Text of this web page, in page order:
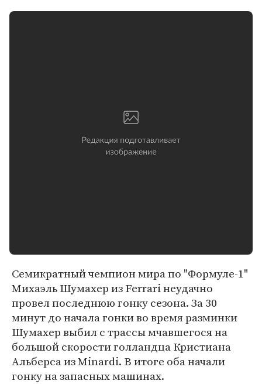
Семикратный чемпион мира по "Формуле-1"
Михаэль Шумахер из Ferrari неудачно
провел последнюю гонку сезона. За 30
минут до начала гонки во время разминки
Шумахер выбил с трассы мчавшегося на
большой скорости голландца Кристиана
Альберса из Minardi. В итоге оба начали
гонку на запасных машинах.